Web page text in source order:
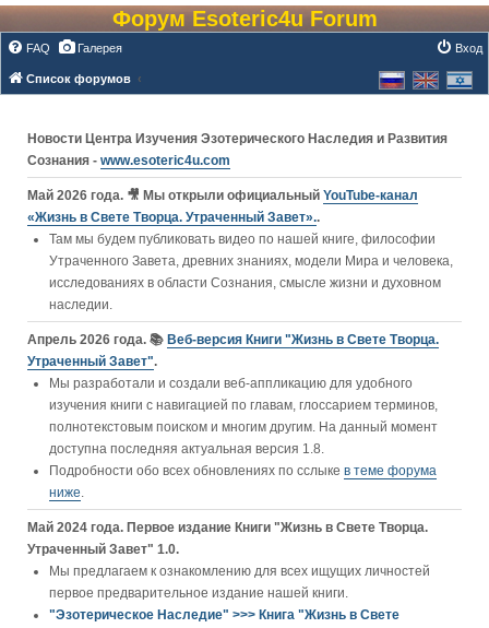
Форум Esoteric4u Forum
FAQ Галерея Вход
Список форумов
Новости Центра Изучения Эзотерического Наследия и Развития
Сознания - www.esoteric4u.com
Май 2026 года. 🎥 Мы открыли официальный YouTube‑канал
«Жизнь в Свете Творца. Утраченный Завет»..
Там мы будем публиковать видео по нашей книге, философии
Утраченного Завета, древних знаниях, модели Мира и человека,
исследованиях в области Сознания, смысле жизни и духовном
наследии.
Апрель 2026 года. 📚 Веб-версия Книги "Жизнь в Свете Творца.
Утраченный Завет".
Мы разработали и создали веб-аппликацию для удобного
изучения книги c навигацией по главам, глоссарием терминов,
полнотекстовым поиском и многим другим. На данный момент
доступна последняя актуальная версия 1.8.
Подробности обо всех обновлениях по сслыке в теме форума
ниже.
Май 2024 года. Первое издание Книги "Жизнь в Свете Творца.
Утраченный Завет" 1.0.
Мы предлагаем к ознакомлению для всех ищущих личностей
первое предварительное издание нашей книги.
"Эзотерическое Наследие" >>> Книга "Жизнь в Свете